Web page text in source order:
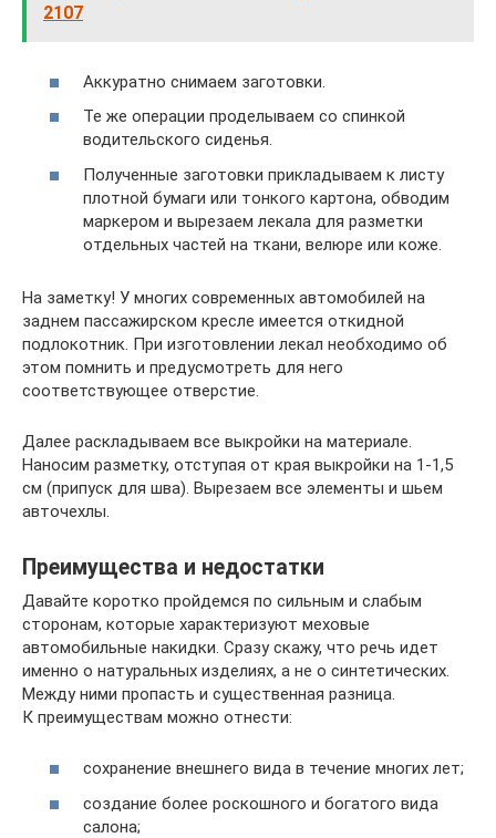
2107
Аккуратно снимаем заготовки.
Те же операции проделываем со спинкой
водительского сиденья.
Полученные заготовки прикладываем к листу
плотной бумаги или тонкого картона, обводим
маркером и вырезаем лекала для разметки
отдельных частей на ткани, велюре или коже.
На заметку! У многих современных автомобилей на
заднем пассажирском кресле имеется откидной
подлокотник. При изготовлении лекал необходимо об
этом помнить и предусмотреть для него
соответствующее отверстие.
Далее раскладываем все выкройки на материале.
Наносим разметку, отступая от края выкройки на 1-1,5
см (припуск для шва). Вырезаем все элементы и шьем
авточехлы.
Преимущества и недостатки
Давайте коротко пройдемся по сильным и слабым
сторонам, которые характеризуют меховые
автомобильные накидки. Сразу скажу, что речь идет
именно о натуральных изделиях, а не о синтетических.
Между ними пропасть и существенная разница.
К преимуществам можно отнести:
сохранение внешнего вида в течение многих лет;
создание более роскошного и богатого вида
салона;